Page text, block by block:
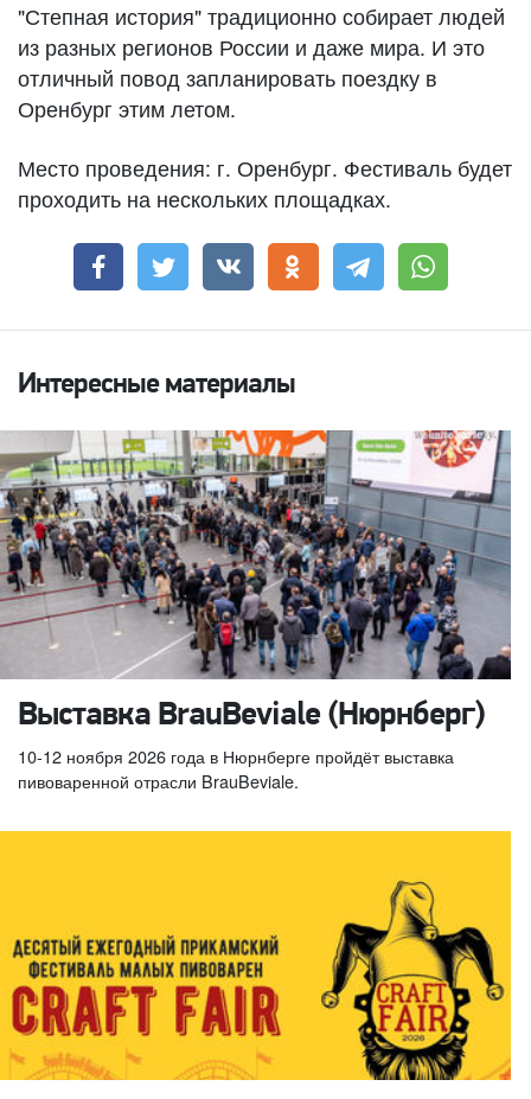
"Степная история" традиционно собирает людей
из разных регионов России и даже мира. И это
отличный повод запланировать поездку в
Оренбург этим летом.
Место проведения: г. Оренбург. Фестиваль будет
проходить на нескольких площадках.
Интересные материалы
Выставка BrauBeviale (Нюрнберг)
10-12 ноября 2026 года в Нюрнберге пройдёт выставка
пивоваренной отрасли BrauBeviale.